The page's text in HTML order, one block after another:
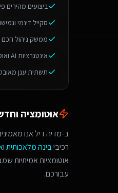
ביצועים מהירים פי 3 מאתרים בשוק
סקייל דינמי
ממשק ניהול חכם
אינטגרציות AI ואוטומציה לייעול תהליכים
תשתית ענן
אוטומציה
ב-מדיה דיל אנו
רכיביבינה מלאכותיתו
אוטומציות אמיתיות
עבורכם.